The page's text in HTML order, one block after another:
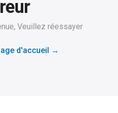
Veuillez réessayer
d'accueil →